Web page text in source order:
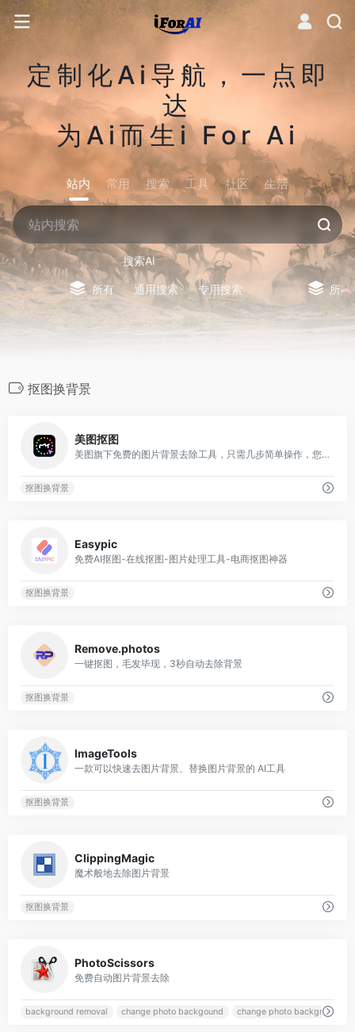
定制化Ai导航，一点即
达
为Ai而生i For Ai
站内 常用 搜索 工具 社区 生活
搜索AI
所有 通用搜索 专用搜索 所有
抠图换背景
美图抠图
美图旗下免费的图片背景去除工具，只需几步简单操作，您就可以去除图片背景并获得高质量的透明图像
抠图换背景
Easypic
免费AI抠图-在线抠图-图片处理工具-电商抠图神器
抠图换背景
Remove.photos
一键抠图，毛发毕现，3秒自动去除背景
抠图换背景
ImageTools
一款可以快速去图片背景、替换图片背景的 AI工具
抠图换背景
ClippingMagic
魔术般地去除图片背景
抠图换背景
PhotoScissors
免费自动图片背景去除
background removal change photo backgound change photo background